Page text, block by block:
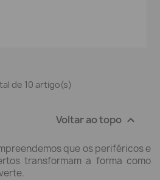
de 10 artigo(s)
Voltar ao topo 
que os periféricos e
transformam a forma como